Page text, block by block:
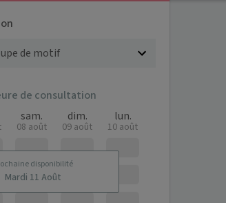
de consultation
disponibilité
Mardi 11 Août
sam.
08 août
dim.
09 août
lun.
10 août